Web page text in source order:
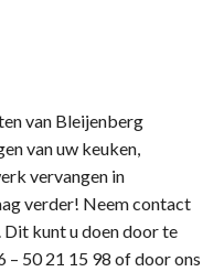
van Bleijenberg
van uw keuken,
vervangen in
verder! Neem contact
kunt u doen door te
– 50 21 15 98 of door ons